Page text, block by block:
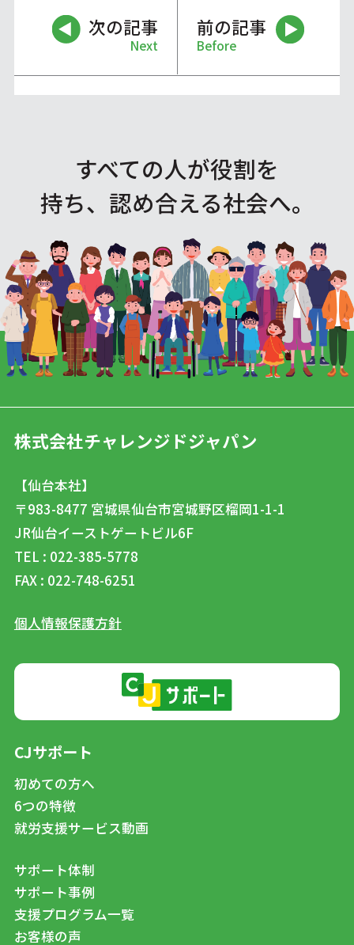
次の記事
Next
前の記事
Before
すべての人が役割を
持ち、認め合える社会へ。
株式会社チャレンジドジャパン
【仙台本社】
〒983-8477 宮城県仙台市宮城野区榴岡1-1-1
JR仙台イーストゲートビル6F
TEL : 022-385-5778
FAX : 022-748-6251
個人情報保護方針
CJサポート
初めての方へ
6つの特徴
就労支援サービス動画
サポート体制
サポート事例
支援プログラム一覧
お客様の声